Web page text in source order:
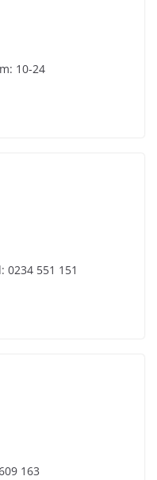
10-24
0234 551 151
163